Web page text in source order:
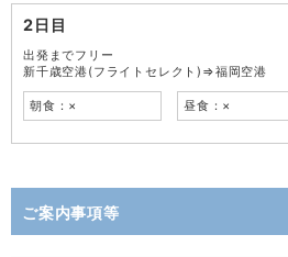
2日目
出発までフリー
新千歳空港(フライトセレクト)⇒福岡空港
朝食：× 昼食：×
ご案内事項等